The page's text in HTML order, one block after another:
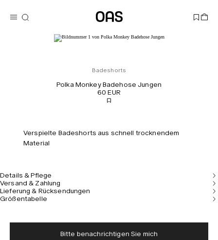
Badeshorts
Polka Monkey Badehose Jungen
60 EUR
Verspielte Badeshorts aus schnell trocknendem
Material
Details & Pflege
Versand & Zahlung
Lieferung & Rücksendungen
Größentabelle
Bitte benachrichtigen Sie mich